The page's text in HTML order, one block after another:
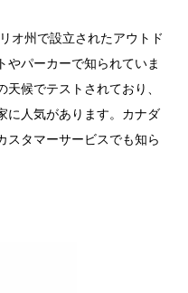
オ州で設立されたアウトド
やパーカーで知られていま
候でテストされており、
に人気があります。カナダ
スタマーサービスでも知ら